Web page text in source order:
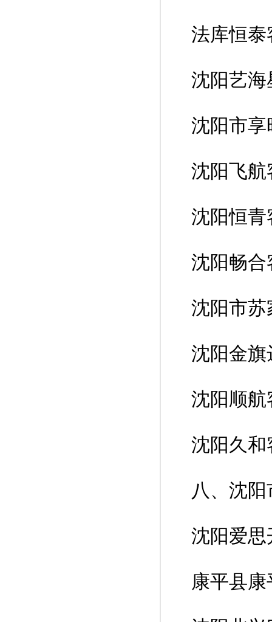
法库恒
沈阳艺
沈阳市
沈阳飞
沈阳恒
沈阳畅
沈阳市
沈阳金
沈阳顺
沈阳久
八、沈
沈阳爱
康平县